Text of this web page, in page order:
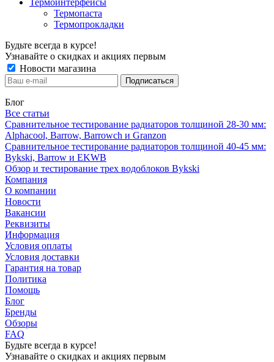
Термопаста
Термопрокладки
Будьте всегда в курсе!
Узнавайте о скидках и акциях первым
Новости магазина
Блог
Все статьи
Сравнительное тестирование радиаторов толщиной 28-30 мм:
Alphacool, Barrow, Barrowch и Granzon
Сравнительное тестирование радиаторов толщиной 40-45 мм:
Bykski, Barrow и EKWB
Обзор и тестирование трех водоблоков Bykski
Компания
О компании
Новости
Вакансии
Реквизиты
Информация
Условия оплаты
Условия доставки
Гарантия на товар
Политика
Помощь
Блог
Бренды
Обзоры
FAQ
Будьте всегда в курсе!
Узнавайте о скидках и акциях первым